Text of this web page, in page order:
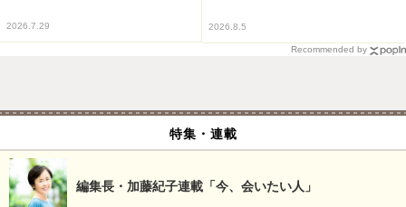
2026.7.29 2026.8.5
Recommended by
特集・連載
編集長・加藤紀子連載「今、会いたい人」